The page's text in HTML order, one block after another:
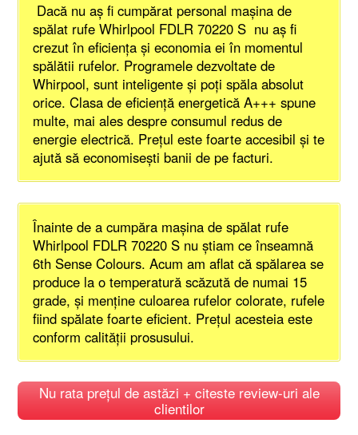
Dacă nu aş fi cumpărat personal maşina de
spălat rufe Whirlpool FDLR 70220 S nu aş fi
crezut în eficienţa şi economia ei în momentul
spălătii rufelor. Programele dezvoltate de
Whirpool, sunt inteligente şi poţi spăla absolut
orice. Clasa de eficienţă energetică A+++ spune
multe, mai ales despre consumul redus de
energie electrică. Preţul este foarte accesibil şi te
ajută să economiseşti banii de pe facturi.
Înainte de a cumpăra maşina de spălat rufe
Whirlpool FDLR 70220 S nu ştiam ce înseamnă
6th Sense Colours. Acum am aflat că spălarea se
produce la o temperatură scăzută de numai 15
grade, şi menţine culoarea rufelor colorate, rufele
fiind spălate foarte eficient. Preţul acesteia este
conform calităţii prosusului.
Nu rata prețul de astăzi + citeste review-uri ale
clientilor